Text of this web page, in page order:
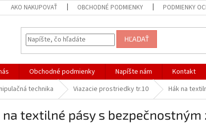
AKO NAKUPOVAŤ OBCHODNÉ PODMIENKY PODMIENKY
HĽADAŤ
Obchodné podmienky Napíšte nám
Kontakt
technika Viazacie prostriedky tr.10 Hák na
na textilné pásy s bezpečnostným